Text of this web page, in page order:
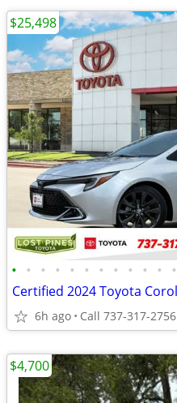
• • • • • • • • • • • •
6h ago Call 737-317-2756
$25,498
$4,700